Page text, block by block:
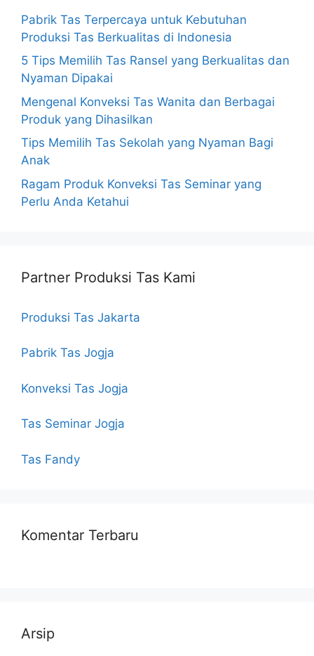
Pabrik Tas Terpercaya untuk Kebutuhan
Produksi Tas Berkualitas di Indonesia
5 Tips Memilih Tas Ransel yang Berkualitas dan
Nyaman Dipakai
Mengenal Konveksi Tas Wanita dan Berbagai
Produk yang Dihasilkan
Tips Memilih Tas Sekolah yang Nyaman Bagi
Anak
Ragam Produk Konveksi Tas Seminar yang
Perlu Anda Ketahui
Partner Produksi Tas Kami
Produksi Tas Jakarta
Pabrik Tas Jogja
Konveksi Tas Jogja
Tas Seminar Jogja
Tas Fandy
Komentar Terbaru
Arsip